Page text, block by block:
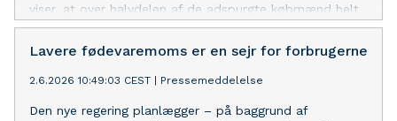
viser, at over halvdelen af de adspurgte købmænd helt
eller delvist er holdt op med at anmelde butikstyverier.
Lavere fødevaremoms er en sejr for forbrugerne
2.6.2026 10:49:03 CEST Pressemeddelelse
Den nye regering planlægger – på baggrund af